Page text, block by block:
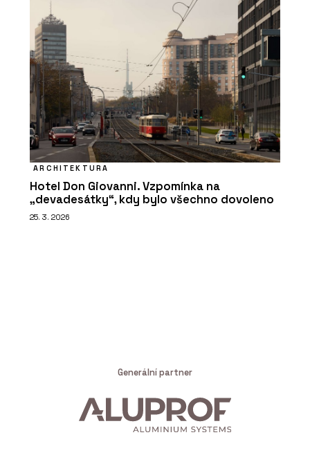
ARCHITEKTURA
Hotel Don Giovanni. Vzpomínka na
„devadesátky“, kdy bylo všechno dovoleno
25. 3. 2026
Generální partner